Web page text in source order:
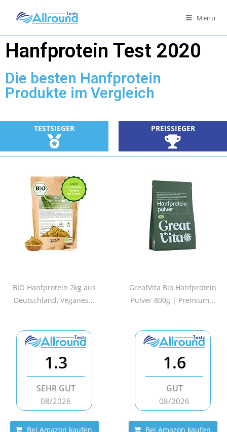
Menü
Hanfprotein Test 2020
Die besten Hanfprotein
Produkte im Vergleich
TESTSIEGER PREISSIEGER
BIO Hanfprotein 2kg aus
Deutschland, Veganes...
GreatVita Bio Hanfprotein
Pulver 800g | Premium...
1.3
SEHR GUT
08/2026
Bei Amazon kaufen
1.6
GUT
08/2026
Bei Amazon kaufen